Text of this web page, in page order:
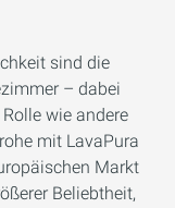
sind die
– dabei
wie andere
mit LavaPura
Markt
Beliebtheit,